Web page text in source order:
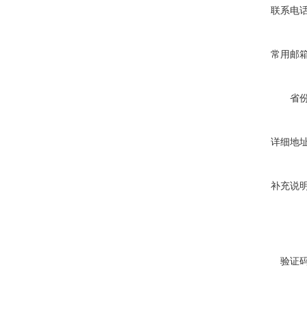
联系电
常用邮
省
详细地
补充说
验证